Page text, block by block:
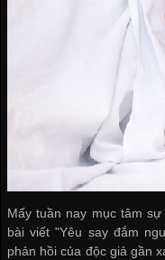
Mấy tuần nay mục tâm
bài viết "Yêu say đắm
phản hồi của độc giả gần